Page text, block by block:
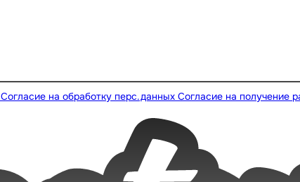
Согласие на обработку перс.данных Согласие на получение